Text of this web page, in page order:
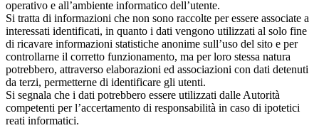
operativo e all’ambiente informatico dell’utente.
Si tratta di informazioni che non sono raccolte per essere associate a
interessati identificati, in quanto i dati vengono utilizzati al solo fine
di ricavare informazioni statistiche anonime sull’uso del sito e per
controllarne il corretto funzionamento, ma per loro stessa natura
potrebbero, attraverso elaborazioni ed associazioni con dati detenuti
da terzi, permetterne di identificare gli utenti.
Si segnala che i dati potrebbero essere utilizzati dalle Autorità
competenti per l’accertamento di responsabilità in caso di ipotetici
reati informatici.